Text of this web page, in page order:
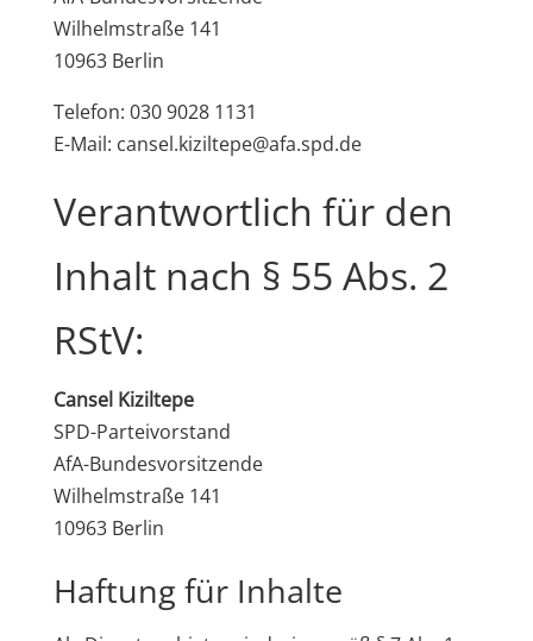
Wilhelmstraße 141
10963 Berlin
Telefon: 030 9028 1131
E-Mail: cansel.kiziltepe@afa.spd.de
Verantwortlich für den
Inhalt nach § 55 Abs. 2
RStV:
Cansel Kiziltepe
SPD-Parteivorstand
AfA-Bundesvorsitzende
Wilhelmstraße 141
10963 Berlin
Haftung für Inhalte